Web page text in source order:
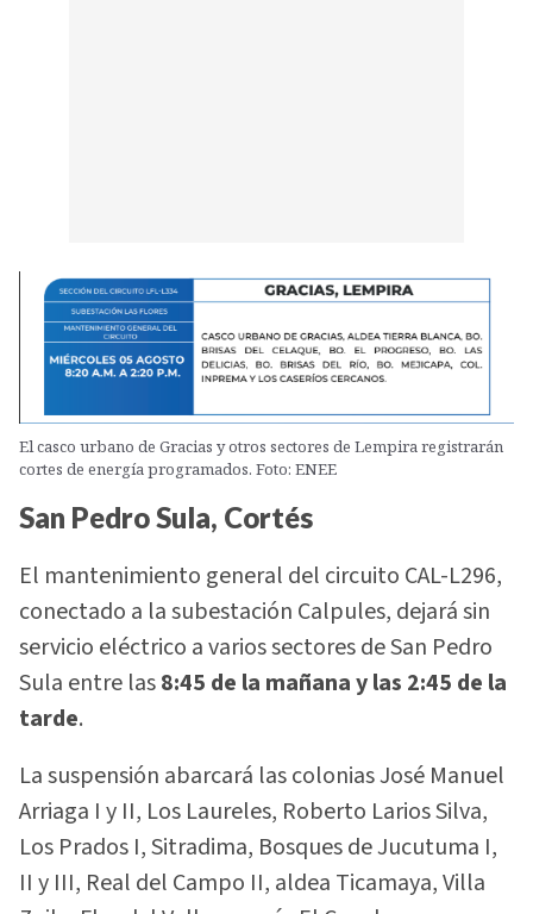
El casco urbano de Gracias y otros sectores de Lempira registrarán
cortes de energía programados. Foto: ENEE
San Pedro Sula, Cortés
El mantenimiento general del circuito CAL-L296,
conectado a la subestación Calpules, dejará sin
servicio eléctrico a varios sectores de San Pedro
Sula entre las8:45 de la mañana y las 2:45 de la
tarde.
La suspensión abarcará las colonias José Manuel
Arriaga I y II, Los Laureles, Roberto Larios Silva,
Los Prados I, Sitradima, Bosques de Jucutuma I,
II y III, Real del Campo II, aldea Ticamaya, Villa